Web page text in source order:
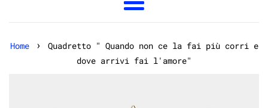
Menu
Home ›
Quadretto " Quando non ce la fai più corri e
dove arrivi fai l'amore"